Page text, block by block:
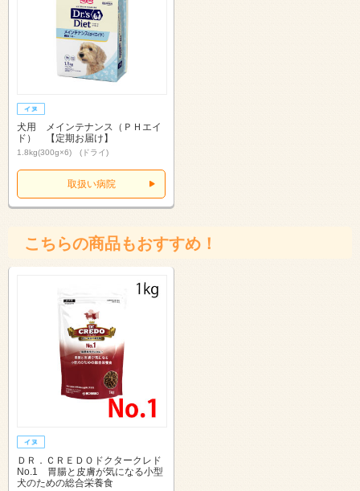
犬用 メインテナンス（ＰＨエイ
ド） 【定期お届け】
1.8kg(300g×6) (ドライ)
取扱い病院
こちらの商品もおすすめ！
ＤＲ．ＣＲＥＤＯドクタークレド
No.1 胃腸と皮膚が気になる小型
犬のための総合栄養食